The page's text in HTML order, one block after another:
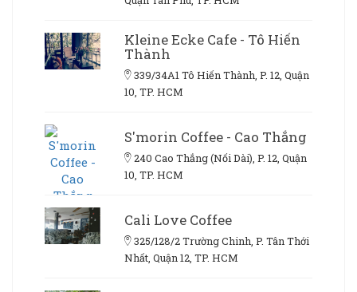
Kleine Ecke Cafe - Tô Hiến
Thành
339/34A1 Tô Hiến Thành, P. 12, Quận
10, TP. HCM
S'morin Coffee - Cao Thắng
240 Cao Thắng (Nối Dài), P. 12, Quận
10, TP. HCM
Cali Love Coffee
325/128/2 Trường Chinh, P. Tân Thới
Nhất, Quận 12, TP. HCM